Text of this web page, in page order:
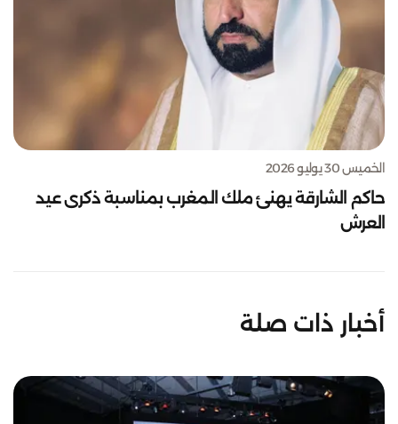
الخميس 30 يوليو 2026
حاكم الشارقة يهنئ ملك المغرب بمناسبة ذكرى عيد
العرش
أخبار ذات صلة